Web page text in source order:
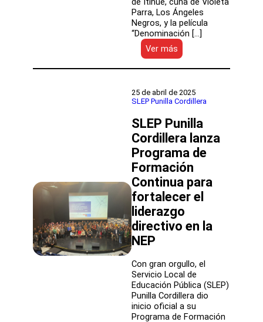
en
Mundial
de
Robótica
Parra, Los Ángeles
Negros, y la película
“Denominación […]
Ver más
Equinoterapia
en
Carlos:
Inclusión
“denominación
origen”
25 de abril de 2025
SLEP Punilla Cordillera
SLEP Punilla
Cordillera lanza
Programa de
Formación
Continua para
fortalecer el
liderazgo
directivo en la
NEP
Con gran orgullo, el
Servicio Local de
Educación Pública (SLEP)
Punilla Cordillera dio
inicio oficial a su
Programa de Formación